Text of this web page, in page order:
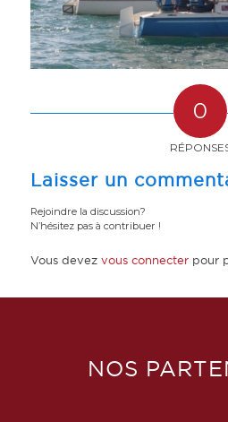
0
Laisser un
Rejoindre la discussion?
N’hésitez pas à contribuer !
Vous devez vous connecterpour
NOS